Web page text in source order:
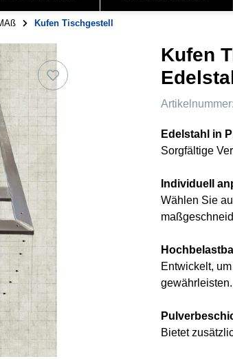
Kufen Tischgestell
Kufen
Artikelnummer:
Edelstahl in
Sorgfältige
Individuell
Wählen Sie
Entwickelt,
gewährleisten.
Bietet